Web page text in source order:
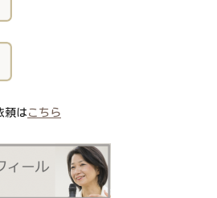
頼は こちら